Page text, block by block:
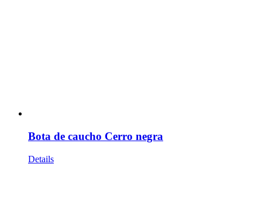
Bota de caucho Cerro negra
Details